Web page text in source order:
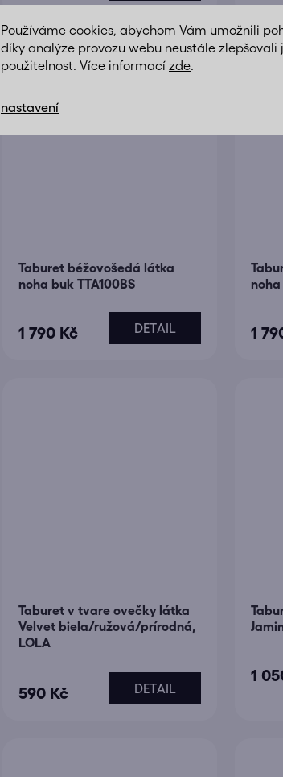
Používáme cookies, abychom Vám umožnili
díky analýze provozu webu neustále zlepšovali
použitelnost. Více informací zde.
nastavení
Taburet béžovošedá látka
noha buk TTA100BS
1 790 Kč DETAIL
noha
1
Taburet v tvare ovečky látka
Velvet biela/ružová/prírodná,
LOLA
hodnocení
590 Kč DETAIL
1